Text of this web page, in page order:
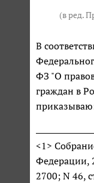
(в ред.
В
ФЗ "О
граждан в
<1>
Федерации,
2700; N 46,